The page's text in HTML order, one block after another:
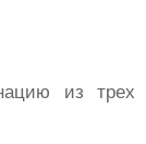
из трех